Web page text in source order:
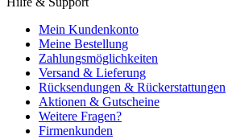
Mein Kundenkonto
Meine Bestellung
Zahlungsmöglichkeiten
Versand & Lieferung
Rücksendungen & Rückerstattungen
Aktionen & Gutscheine
Weitere Fragen?
Firmenkunden